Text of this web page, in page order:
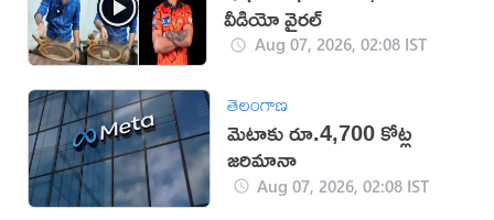
వీడియో వైరల్
Aug 07, 2026, 02:08 IST
తెలంగాణ
మెటాకు రూ.4,700 కోట్ల
జరిమానా
Aug 07, 2026, 02:08 IST